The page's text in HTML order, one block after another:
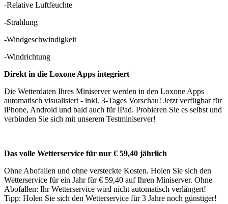
-Relative Luftfeuchte
-Strahlung
-Windgeschwindigkeit
-Windrichtung
Direkt in die Loxone Apps integriert
Die Wetterdaten Ihres Miniserver werden in den Loxone Apps
automatisch visualisiert - inkl. 3-Tages Vorschau! Jetzt verfügbar für
iPhone, Android und bald auch für iPad. Probieren Sie es selbst und
verbinden Sie sich mit unserem Testminiserver!
Das volle Wetterservice für nur € 59,40 jährlich
Ohne Abofallen und ohne versteckte Kosten. Holen Sie sich den
Wetterservice für ein Jahr für € 59,40 auf Ihren Miniserver. Ohne
Abofallen: Ihr Wetterservice wird nicht automatisch verlängert!
Tipp: Holen Sie sich den Wetterservice für 3 Jahre noch günstiger!